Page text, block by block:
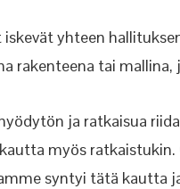
yhteen
rakenteena tai
ja ratkaisua
myös
syntyi tätä kautta